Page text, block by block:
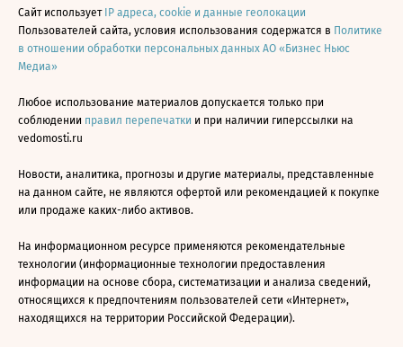
Сайт использует IP адреса, cookie и данные геолокации
Пользователей сайта, условия использования содержатся в Политике
в отношении обработки персональных данных АО «Бизнес Ньюс
Медиа»
Любое использование материалов допускается только при
соблюдении правил перепечатки и при наличии гиперссылки на
vedomosti.ru
Новости, аналитика, прогнозы и другие материалы, представленные
на данном сайте, не являются офертой или рекомендацией к покупке
или продаже каких-либо активов.
На информационном ресурсе применяются рекомендательные
технологии (информационные технологии предоставления
информации на основе сбора, систематизации и анализа сведений,
относящихся к предпочтениям пользователей сети «Интернет»,
находящихся на территории Российской Федерации).